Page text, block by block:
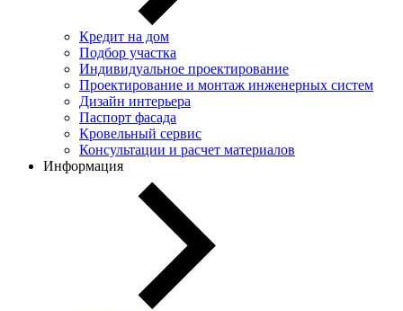
Кредит на дом
Подбор участка
Индивидуальное проектирование
Проектирование и монтаж инженерных систем
Дизайн интерьера
Паспорт фасада
Кровельный сервис
Консультации и расчет материалов
Информация